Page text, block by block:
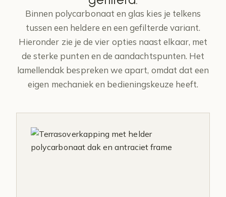
Binnen polycarbonaat en glas kies je telkens
tussen een heldere en een gefilterde variant.
Hieronder zie je de vier opties naast elkaar, met
de sterke punten en de aandachtspunten. Het
lamellendak bespreken we apart, omdat dat een
eigen mechaniek en bedieningskeuze heeft.